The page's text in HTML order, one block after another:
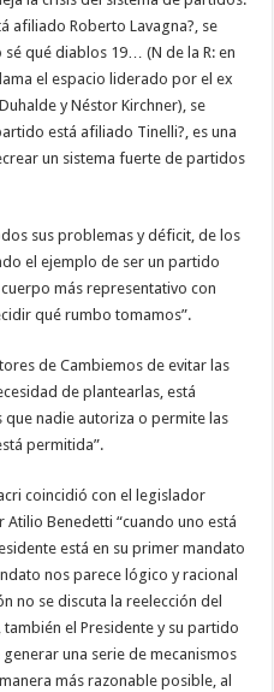
afiliado Roberto Lavagna?, se
qué diablos 19… (N de la R: en
el espacio liderado por el ex
y Néstor Kirchner), se
está afiliado Tinelli?, es una
un sistema fuerte de partidos
sus problemas y déficit, de los
el ejemplo de ser un partido
más representativo con
qué rumbo tomamos”.
de Cambiemos de evitar las
de plantearlas, está
nadie autoriza o permite las
permitida”.
coincidió con el legislador
Benedetti “cuando uno está
está en su primer mandato
nos parece lógico y racional
no se discuta la reelección del
el Presidente y su partido
una serie de mecanismos
más razonable posible, al